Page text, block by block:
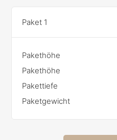
Paket 1
Pakethöhe
Pakethöhe
Pakettiefe
Paketgewicht